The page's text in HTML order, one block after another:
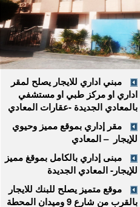
مبني اداري للايجار يصلح لمقر
اداري او مركز طبي او مستشفي
بالمعادي الجديدة -عقارات المعادي
مقر إداري بموقع مميز وحيوي
للإيجار – المعادي
مبنى إداري بالكامل بموقغ مميز
للإيجار- المعادي الجديدة
موقع متميز يصلح للبنك للايجار
بالقرب من شارع 9 وميدان المحطة